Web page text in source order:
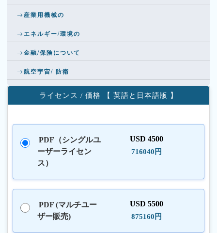
産業用機械の
エネルギー/環境の
金融/保険について
航空宇宙/ 防衛
ライセンス / 価格 【 英語と日本語版 】
PDF（シングルユ
ーザーライセン
ス）
USD 4500
716040円
PDF (マルチユー
ザー販売)
USD 5500
875160円